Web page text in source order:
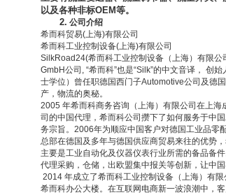
以及各种非标OEM等。
2. 公司介绍
希而科贸易(上海)有限公司
希而科工业控制设备(上海)有限公司
SilkRoad24(希而科工业控制设备（上海）有限
GmbH公司, “希而科”也是“Silk”的中文音译， 创
士学位）曾任职德国西门子Automotive公司及德
产，物流的奥秘。
2005 年希而科商务咨询（上海）有限公司在上
司的中国代理，希而科公司攒下了如何服务于中
务宗旨。2006年为顺应中国客户对德国工业品零
总部在德国及多年与德国供应商贸易来往的优势
主要是工业自动化及仪器仪表行业所需的备品备
代理采购，仓储，出欧盟集中报关等创新，让中
2014 年成立了希而科工业控制设备（上海）有
希而科办公大楼。在互联网电商新一波浪潮中，